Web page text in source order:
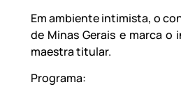
Em ambiente intimista, o
de Minas Gerais e marca o
maestra titular.
Programa: